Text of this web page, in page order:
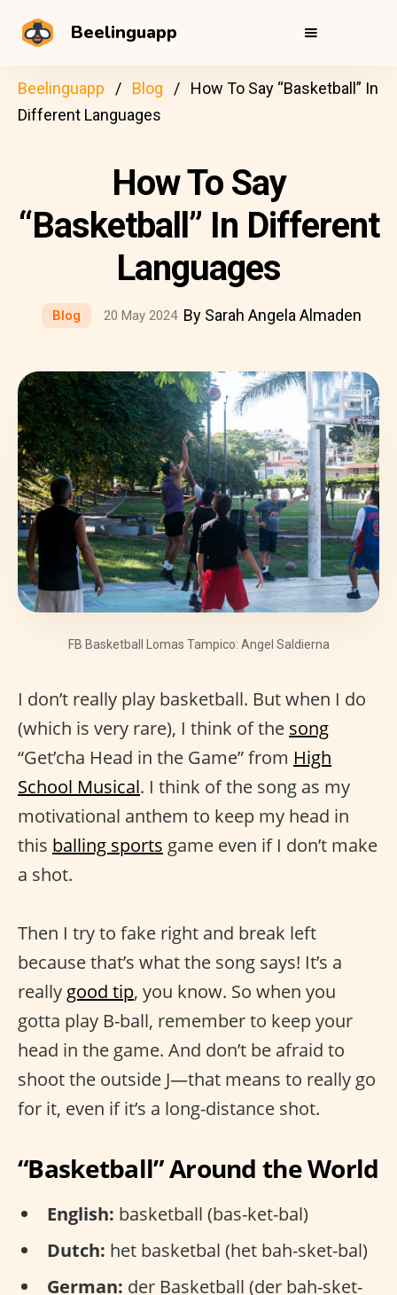
Beelinguapp
Beelinguapp Blog
How To Say “Basketball” In
Different Languages
How To Say
“Basketball” In Different
Languages
Blog 20 May 2024 By Sarah Angela Almaden
FB Basketball Lomas Tampico: Angel Saldierna
I don’t really play basketball. But when I do
(which is very rare), I think of the song
“Get’cha Head in the Game” from High
School Musical. I think of the song as my
motivational anthem to keep my head in
this balling sports game even if I don’t make
a shot.
Then I try to fake right and break left
because that’s what the song says! It’s a
really good tip, you know. So when you
gotta play B-ball, remember to keep your
head in the game. And don’t be afraid to
shoot the outside J—that means to really go
for it, even if it’s a long-distance shot.
“Basketball” Around the World
English: basketball (bas-ket-bal)
Dutch: het basketbal (het bah-sket-bal)
German: der Basketball (der bah-sket-